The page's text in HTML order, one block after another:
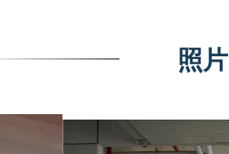
照片